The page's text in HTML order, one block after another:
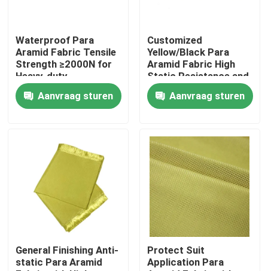
Ongeveer ons
Fabrieksreis
Contacteer ons
Verzoek om een Citaat
De Stof van Metaaramid
de stof van paragraaf aramid
Waterproof Para
Aramid Fabric Tensile
Strength ≥2000N for
Heavy-duty
Performance and
DurabilityAanvraag sturen
Customized
Yellow/Black Para
Aramid Fabric High
Static Resistance and
Waterproof
Properties
Aanvraag sturen
General Finishing Anti-
static Para Aramid
Protect Suit
Application Para